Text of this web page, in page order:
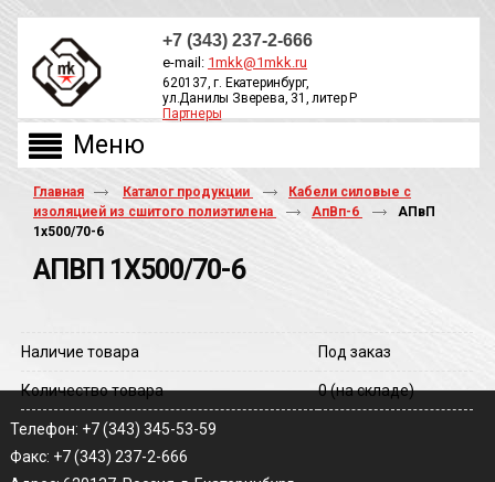
+7 (343) 237-2-666
e-mail: 1mkk@1mkk.ru
620137, г. Екатеринбург,
ул.Данилы Зверева, 31, литер Р
Партнеры
Главная Каталог продукции
Кабели силовые с
изоляцией из сшитого полиэтилена
АпВп-6
АПвП
1х500/70-6
АПВП 1Х500/70-6
Наличие товара Под заказ
Количество товара 0(на складе)
Телефон: +7 (343) 345-53-59
Факс: +7 (343) 237-2-666